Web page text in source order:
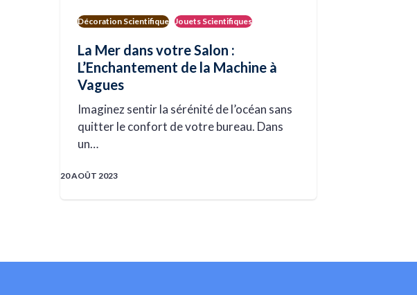
Décoration Scientifique Jouets Scientifiques
La Mer dans votre Salon :
L’Enchantement de la Machine à
Vagues
Imaginez sentir la sérénité de l’océan sans
quitter le confort de votre bureau. Dans
un…
20 AOÛT 2023